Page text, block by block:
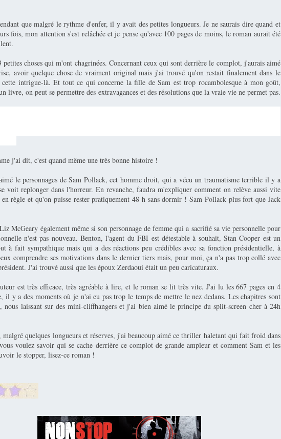
que malgré le rythme d'enfer, il y avait des petites longueurs. Je ne saurais dire quand et
fois, mon attention s'est relâchée et je pense qu'avec 100 pages de moins, le roman aurait été
choses qui m'ont chagrinées. Concernant ceux qui sont derrière le complot, j'aurais aimé
avoir quelque chose de vraiment original mais j'ai trouvé qu'on restait finalement dans le
cette intrigue-là. Et tout ce qui concerne la fille de Sam est trop rocambolesque à mon goût,
livre, on peut se permettre des extravagances et des résolutions que la vraie vie ne permet pas.
j'ai dit, c'est quand même une très bonne histoire !
le personnages de Sam Pollack, cet homme droit, qui a vécu un traumatisme terrible il y a
voit replonger dans l'horreur. En revanche, faudra m'expliquer comment on relève aussi vite
en règle et qu'on puisse rester pratiquement 48 h sans dormir ! Sam Pollack plus fort que Jack
McGeary également même si son personnage de femme qui a sacrifié sa vie personnelle pour
n'est pas nouveau. Benton, l'agent du FBI est détestable à souhait, Stan Cooper est un
à fait sympathique mais qui a des réactions peu crédibles avec sa fonction présidentielle, à
comprendre ses motivations dans le dernier tiers mais, pour moi, ça n'a pas trop collé avec
J'ai trouvé aussi que les époux Zerdaoui était un peu caricaturaux.
est très efficace, très agréable à lire, et le roman se lit très vite. J'ai lu les 667 pages en 4
il y a des moments où je n'ai eu pas trop le temps de mettre le nez dedans. Les chapitres sont
nous laissant sur des mini-cliffhangers et j'ai bien aimé le principe du split-screen cher à 24h
malgré quelques longueurs et réserves, j'ai beaucoup aimé ce thriller haletant qui fait froid dans
voulez savoir qui se cache derrière ce complot de grande ampleur et comment Sam et les
le stopper, lisez-ce roman !